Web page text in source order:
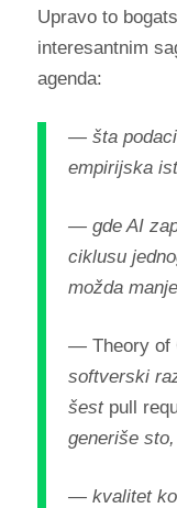
Upravo to
interesantnim
agenda:
— šta podaci
empirijska
— gde AI
ciklusu
možda
— Theory of
softverski
šest pull
generiše
— kvalitet